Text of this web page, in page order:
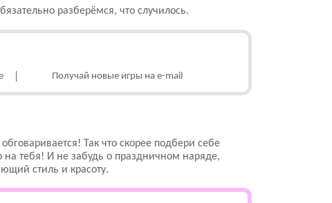
разберёмся, что случилось.
Получай новые игры на e-mail
Так что скорее подбери себе
на тебя! И не забудь о праздничном наряде,
стиль и красоту.